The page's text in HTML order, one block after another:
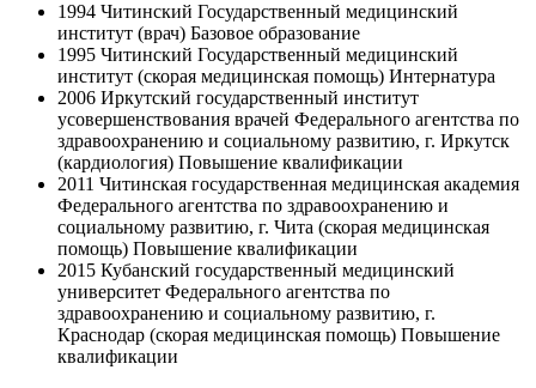
1994 Читинский Государственный медицинский
институт (врач) Базовое образование
1995 Читинский Государственный медицинский
институт (скорая медицинская помощь) Интернатура
2006 Иркутский государственный институт
усовершенствования врачей Федерального агентства по
здравоохранению и социальному развитию, г. Иркутск
(кардиология) Повышение квалификации
2011 Читинская государственная медицинская академия
Федерального агентства по здравоохранению и
социальному развитию, г. Чита (скорая медицинская
помощь) Повышение квалификации
2015 Кубанский государственный медицинский
университет Федерального агентства по
здравоохранению и социальному развитию, г.
Краснодар (скорая медицинская помощь) Повышение
квалификации